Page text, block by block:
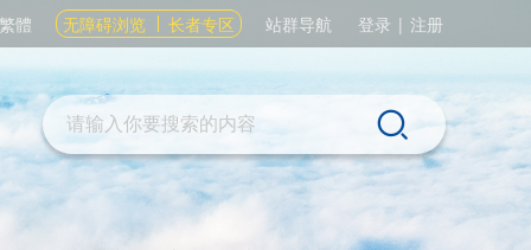
繁體 无障碍浏览 长者专区 站群导航 登录 | 注册